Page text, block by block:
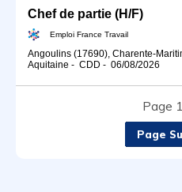
Chef de partie (H/F)
Emploi France Travail
Angoulins (17690), Charente-
Aquitaine - CDD - 06/08/2026
Page
Page